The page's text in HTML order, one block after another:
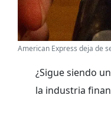
American Express deja de
¿Sigue siendo
la industria